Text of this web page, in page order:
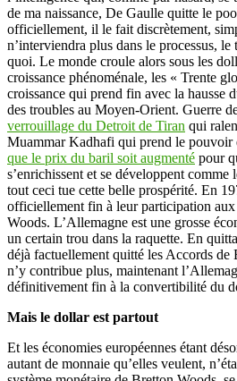
de ma naissance, De Gaulle quitte le
officiellement, il le fait discrètement,
n’interviendra plus dans le processus,
quoi. Le monde croule alors sous les
croissance phénoménale, les « Trente
croissance qui prend fin avec la hausse
des troubles au Moyen-Orient. Guerre
verrouillage du Detroit de Tiran qui
Muammar Kadhafi qui prend le pouvoir
que le prix du baril soit augmenté pour
s’enrichissent et se développent comme
tout ceci tue cette belle prospérité. En
officiellement fin à leur participation
Woods. L’Allemagne est une grosse
un certain trou dans la raquette. En
déjà factuellement quitté les Accords de
n’y contribue plus, maintenant
définitivement fin à la convertibilité du
Mais le dollar est partout
Et les économies européennes étant
autant de monnaie qu’elles veulent,